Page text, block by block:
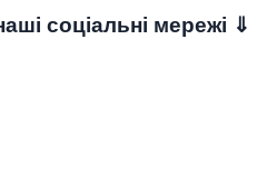
соціальні мережі ⇓